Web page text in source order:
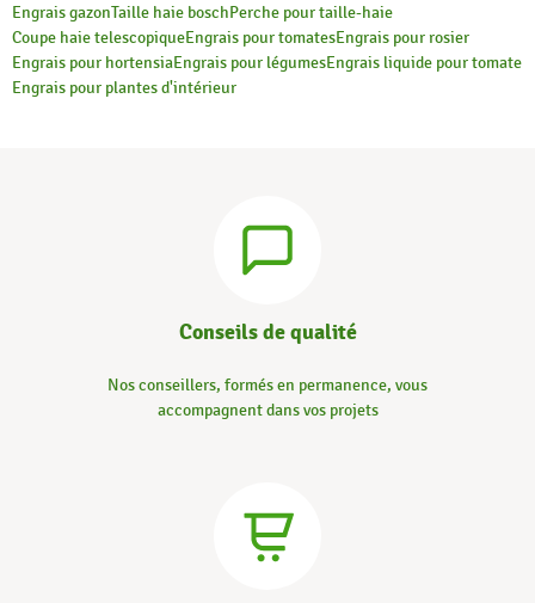
Engrais gazonTaille haie boschPerche pour taille-haie
Coupe haie telescopiqueEngrais pour tomatesEngrais pour rosier
Engrais pour hortensiaEngrais pour légumesEngrais liquide pour tomate
Engrais pour plantes d'intérieur
Conseils de qualité
Nos conseillers, formés en permanence, vous
accompagnent dans vos projets